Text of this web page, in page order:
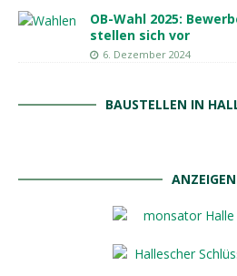
OB-Wahl 2025:
stellen sich vor
6. Dezember 2024
BAUSTELLEN IN
ANZEIGEN